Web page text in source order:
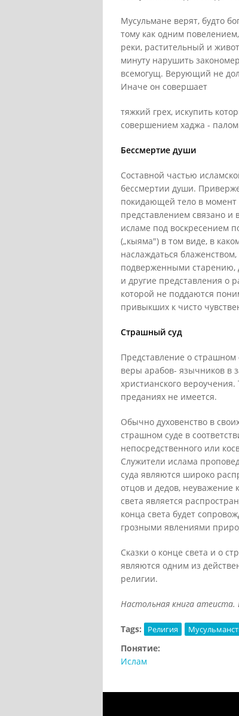
Мусульмане верят, будто
тому как одним
реки, растительный и
минуту нарушить
всемогущ. Верующий не
Иначе он совершает
тяжкий грех, искупить
совершением хаджа -
Бессмертие души
Составной частью
бессмертии души.
покидающей тело в момент
представлением связано и
исламе под воскресением
(„кыяма") в том виде, в
наслаждаться
подверженными старению,
и другие представления о
которой не поддаются
привыкших к чисто
Страшный суд
Представление о страшном
веры арабов- язычников в
христианского
преданиях не имеется.
Обычно духовенство в
страшном суде в
непосредственного или
Служители ислама
суда являются широко
отцов и дедов, неуважение
света является
конца света будет
грозными явлениями
Сказки о конце света и о
являются одним из
религии.
Настольная книга атеиста.
Tags: Религия
Понятие:
Ислам